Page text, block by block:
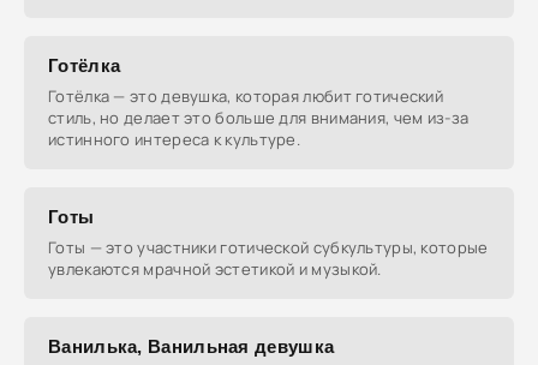
Готёлка
Готёлка — это девушка, которая любит готический
стиль, но делает это больше для внимания, чем из-за
истинного интереса к культуре.
Готы
Готы — это участники готической субкультуры, которые
увлекаются мрачной эстетикой и музыкой.
Ванилька, Ванильная девушка